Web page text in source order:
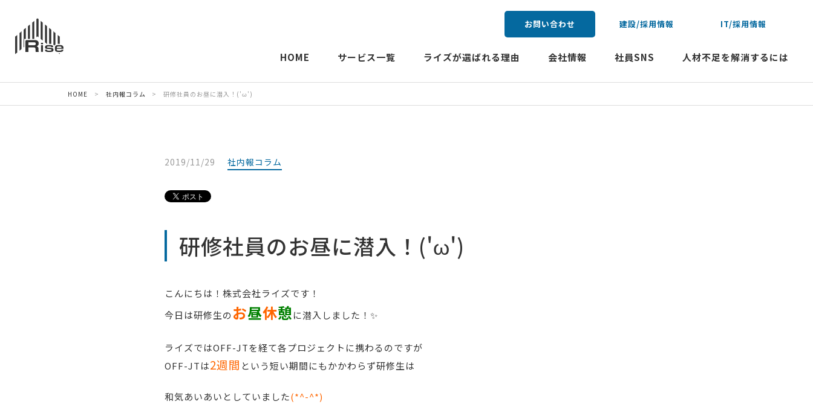
お問い合わせ 建設/採用情報 IT/採用情報
HOME サービス一覧 ライズが選ばれる理由 会社情報 社員SNS 人材不足を解消するには
HOME > 社内報コラム > 研修社員のお昼に潜入！('ω')
2019/11/29 社内報コラム
研修社員のお昼に潜入！('ω')
こんにちは！株式会社ライズです！
今日は研修生のお昼休憩に潜入しました！✨
ライズではOFF-JTを経て各プロジェクトに携わるのですが
OFF-JTは2週間 という短い期間にもかかわらず研修生は
和気あいあいとしていました(*^-^*)